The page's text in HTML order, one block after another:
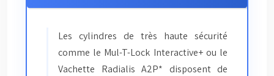
Les cylindres de très haute sécurité
comme le Mul-T-Lock Interactive+ ou le
Vachette Radialis A2P* disposent de